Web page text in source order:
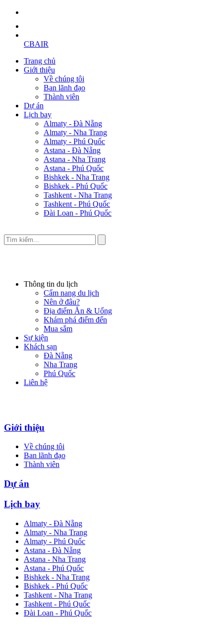
CBAIR
Trang chủ
Giới thiệu
Về chúng tôi
Ban lãnh đạo
Thành viên
Dự án
Lịch bay
Almaty - Đà Nẵng
Almaty - Nha Trang
Almaty - Phú Quốc
Astana - Đà Nẵng
Astana - Nha Trang
Astana - Phú Quốc
Bishkek - Nha Trang
Bishkek - Phú Quốc
Tashkent - Nha Trang
Tashkent - Phú Quốc
Đài Loan - Phú Quốc
Thông tin du lịch
Cẩm nang du lịch
Nên ở đâu?
Địa điểm Ăn & Uống
Khám phá điểm đến
Mua sắm
Sự kiện
Khách sạn
Đà Nẵng
Nha Trang
Phú Quốc
Liên hệ
Giới thiệu
Về chúng tôi
Ban lãnh đạo
Thành viên
Dự án
Lịch bay
Almaty - Đà Nẵng
Almaty - Nha Trang
Almaty - Phú Quốc
Astana - Đà Nẵng
Astana - Nha Trang
Astana - Phú Quốc
Bishkek - Nha Trang
Bishkek - Phú Quốc
Tashkent - Nha Trang
Tashkent - Phú Quốc
Đài Loan - Phú Quốc